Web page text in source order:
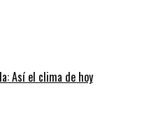
Así el clima de hoy